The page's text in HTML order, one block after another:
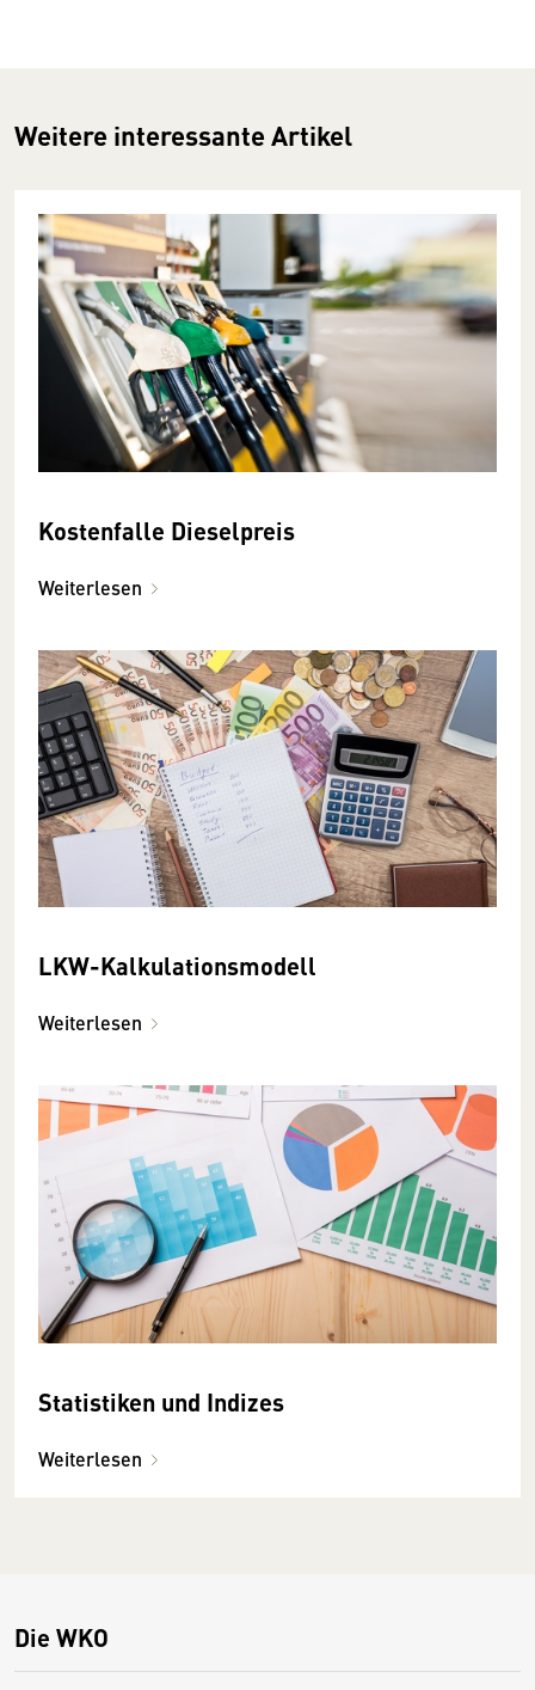
Weitere interessante Artikel
Kostenfalle Dieselpreis
Weiterlesen
LKW-Kalkulationsmodell
Weiterlesen
Statistiken und Indizes
Weiterlesen
Die WKO